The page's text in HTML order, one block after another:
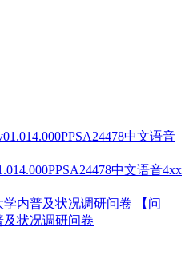
中文语音4xx
【问
及状况调研问卷